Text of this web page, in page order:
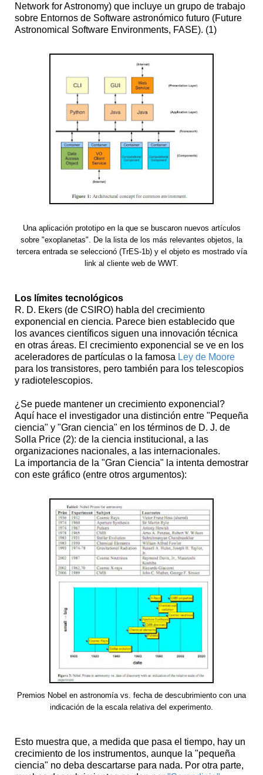
Network for Astronomy) que incluye un grupo de trabajo
sobre Entornos de Software astronómico futuro (Future
Astronomical Software Environments, FASE). (1)
Una aplicación prototipo en la que se buscaron nuevos artículos
sobre "exoplanetas". De la lista de los más relevantes objetos, la
tercera entrada se seleccionó (TrES-1b) y el objeto es mostrado vía
link al cliente web de WWT.
Los límites tecnológicos
R. D. Ekers (de CSIRO) habla del crecimiento
exponencial en ciencia. Parece bien establecido que
los avances científicos siguen una innovación técnica
en otras áreas. El crecimiento exponencial se ve en los
aceleradores de partículas o la famosa Ley de Moore
para los transistores, pero también para los telescopios
y radiotelescopios.
¿Se puede mantener un crecimiento exponencial?
Aquí hace el investigador una distinción entre "Pequeña
ciencia" y "Gran ciencia" en los términos de D. J. de
Solla Price (2): de la ciencia institucional, a las
organizaciones nacionales, a las internacionales.
La importancia de la "Gran Ciencia" la intenta demostrar
con este gráfico (entre otros argumentos):
Premios Nobel en astronomía vs. fecha de descubrimiento con una
indicación de la escala relativa del experimento.
Esto muestra que, a medida que pasa el tiempo, hay un
crecimiento de los instrumentos, aunque la "pequeña
ciencia" no deba descartarse para nada. Por otra parte,